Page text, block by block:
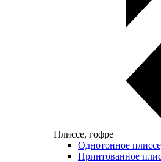
Плиссе, гофре
Однотонное
Принтованное